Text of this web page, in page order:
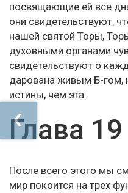
посвящающие ей все
они свидетельствуют,
нашей святой Торы,
духовными органами
свидетельствуют о
дарована живым Б-гом,
истины, чем эта.
Глава 19
После всего этого мы
мир покоится на трех